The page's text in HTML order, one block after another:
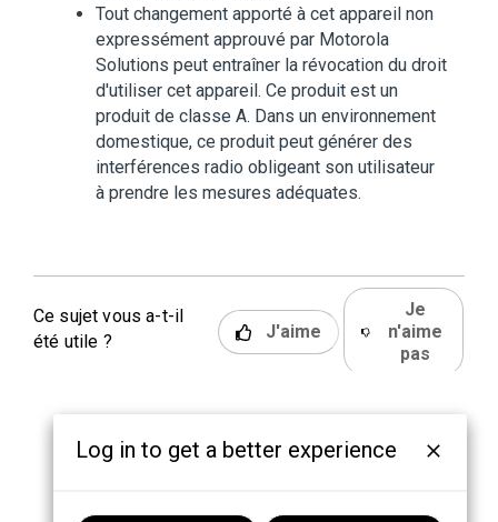
Tout changement apporté à cet appareil non
expressément approuvé par Motorola
Solutions peut entraîner la révocation du droit
d'utiliser cet appareil. Ce produit est un
produit de classe A. Dans un environnement
domestique, ce produit peut générer des
interférences radio obligeant son utilisateur
à prendre les mesures adéquates.
Ce sujet vous a-t-il
été utile ?
J'aime
Je
n'aime
pas
Log in to get a better experience